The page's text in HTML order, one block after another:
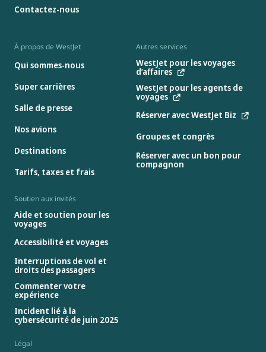
À propos de WestJet
Qui sommes-nous
Super carrières
Salle de presse
Nos avions
Destinations
Tarifs, taxes et frais
Autres services
WestJet pour les voyages
d’affaires
WestJet pour les agents de
voyages
Réserver avec WestJet Biz
Groupes et congrès
Réserver avec un bon pour
compagnon
Soutien aux invités
Aide et soutien pour les
voyages
Accessibilité et voyages
Interruptions de vol et
droits des passagers
Commenter votre
expérience
Incident lié à la
cybersécurité de juin 2025
Légal
Contactez-nous